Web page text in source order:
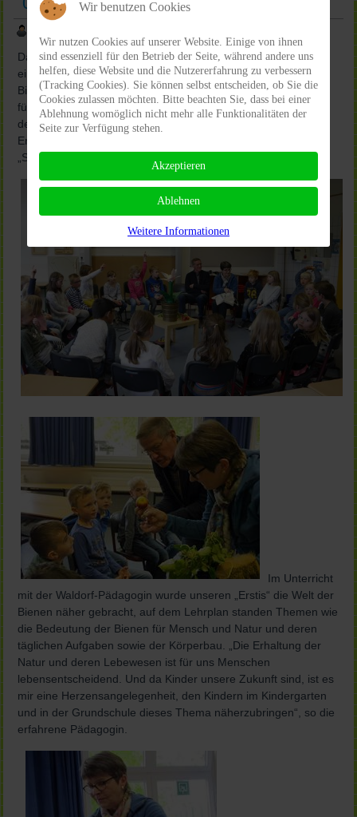
Das Schulprojekt „Rettet die Bienen“ an unserer Schule hat
einen weiteren Baustein im Rahmen der NRW-
Bildungskampagne Schule der Zukunft – Bildung
fürNachhaltigkeit auf den Weg gebracht. In Kooperation mit
dem Naturschutzbund Deutschland [NABU] bekamen unsere
Erstklässler Besuch von Christiane de Jong und deren Biene
„Sumsel“.
Im Unterricht
mit der Waldorf-Pädagogin wurde unseren „Erstis“ die Welt der
Bienen näher gebracht, auf dem Lehrplan standen Themen wie
die Bedeutung der Bienen für Mensch und Natur und deren
täglichen Aufgaben sowie der Körperbau. „Die Erhaltung der
Natur und deren Lebewesen ist für uns Menschen
lebensentscheidend. Und da Kinder unsere Zukunft sind, ist es
mir eine Herzensangelegenheit, den Kindern im Kindergarten
und in der Grundschule dieses Thema näherzubringen“, so die
erfahrene Pädagogin.
Wir benutzen Cookies
Wir nutzen Cookies auf unserer Website. Einige von ihnen
sind essenziell für den Betrieb der Seite, während andere uns
helfen, diese Website und die Nutzererfahrung zu verbessern
(Tracking Cookies). Sie können selbst entscheiden, ob Sie die
Cookies zulassen möchten. Bitte beachten Sie, dass bei einer
Ablehnung womöglich nicht mehr alle Funktionalitäten der
Seite zur Verfügung stehen.
Akzeptieren
Ablehnen
Weitere Informationen